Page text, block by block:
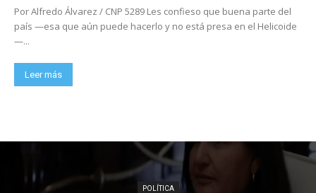
Por Alfredo Álvarez / CNP 5289 Les confieso que buena parte del
país —esa que aún puede hacerlo y no está presa en el Helicoide
—...
Leer más
POLÍTICA